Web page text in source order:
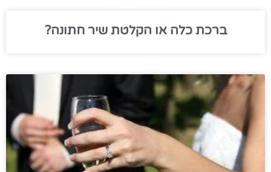
ברכת כלה או הקלטת שיר חתונה?